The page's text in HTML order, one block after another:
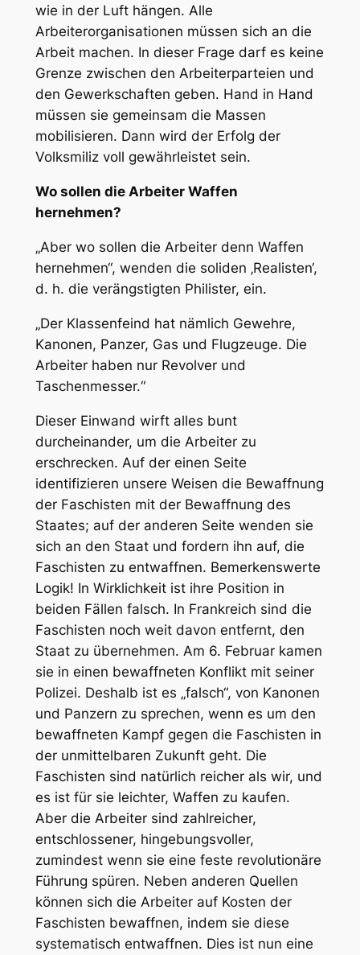
wie in der Luft hängen. Alle
Arbeiterorganisationen müssen sich an die
Arbeit machen. In dieser Frage darf es keine
Grenze zwischen den Arbeiterparteien und
den Gewerkschaften geben. Hand in Hand
müssen sie gemeinsam die Massen
mobilisieren. Dann wird der Erfolg der
Volksmiliz voll gewährleistet sein.
Wo sollen die Arbeiter Waffen
hernehmen?
„Aber wo sollen die Arbeiter denn Waffen
hernehmen“, wenden die soliden ‚Realisten‘,
d. h. die verängstigten Philister, ein.
„Der Klassenfeind hat nämlich Gewehre,
Kanonen, Panzer, Gas und Flugzeuge. Die
Arbeiter haben nur Revolver und
Taschenmesser.“
Dieser Einwand wirft alles bunt
durcheinander, um die Arbeiter zu
erschrecken. Auf der einen Seite
identifizieren unsere Weisen die Bewaffnung
der Faschisten mit der Bewaffnung des
Staates; auf der anderen Seite wenden sie
sich an den Staat und fordern ihn auf, die
Faschisten zu entwaffnen. Bemerkenswerte
Logik! In Wirklichkeit ist ihre Position in
beiden Fällen falsch. In Frankreich sind die
Faschisten noch weit davon entfernt, den
Staat zu übernehmen. Am 6. Februar kamen
sie in einen bewaffneten Konflikt mit seiner
Polizei. Deshalb ist es „falsch“, von Kanonen
und Panzern zu sprechen, wenn es um den
bewaffneten Kampf gegen die Faschisten in
der unmittelbaren Zukunftgeht. Die
Faschisten sind natürlich reicher als wir, und
es ist für sie leichter, Waffen zu kaufen.
Aber die Arbeiter sind zahlreicher,
entschlossener, hingebungsvoller,
zumindest wenn sie eine feste revolutionäre
Führung spüren. Neben anderen Quellen
können sich die Arbeiter auf Kosten der
Faschisten bewaffnen, indem sie diese
systematisch entwaffnen. Dies ist nun eine